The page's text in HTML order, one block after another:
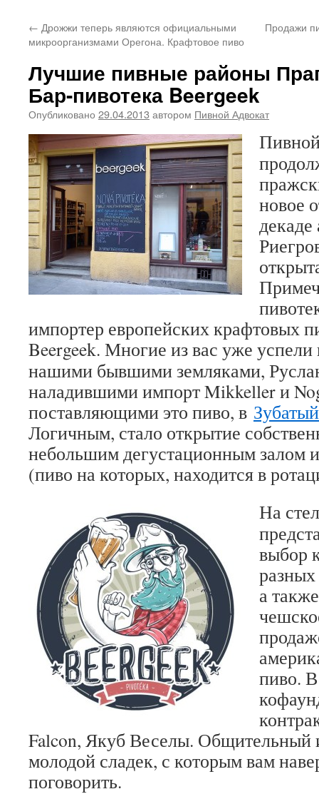
← Дрожжи теперь являются официальными
микроорганизмами Орегона. Крафтовое пиво
Продажи
Лучшие пивные районы
Бар-пивотека Beergeek
Опубликовано 29.04.2013 автором Пивной Адвокат
новое
декаде
импортер европейских крафтовых
Beergeek. Многие из вас уже успели
нашими бывшими земляками,
наладившими импорт Mikkeller и
поставляющими это пиво, в
Логичным, стало открытие
небольшим дегустационным залом
(пиво на которых, находится в
На
выбор
а
пиво. В
Falcon, Якуб Веселы. Общительный
молодой сладек, с которым вам
поговорить.